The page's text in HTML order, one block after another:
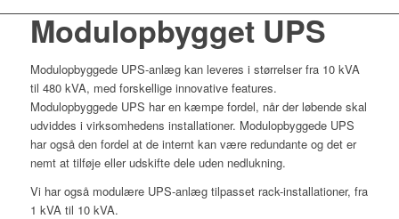
Modulopbygget UPS
Modulopbyggede UPS-anlæg kan leveres i størrelser fra 10 kVA
til 480 kVA, med forskellige innovative features.
Modulopbyggede UPS har en kæmpe fordel, når der løbende skal
udviddes i virksomhedens installationer. Modulopbyggede UPS
har også den fordel at de internt kan være redundante og det er
nemt at tilføje eller udskifte dele uden nedlukning.
Vi har også modulære UPS-anlæg tilpasset rack-installationer, fra
1 kVA til 10 kVA.